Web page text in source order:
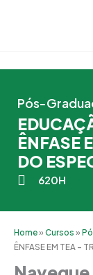
Pós-
ÊNFASE
DO
620H
Home»Cursos »
ÊNFASE EM TEA –